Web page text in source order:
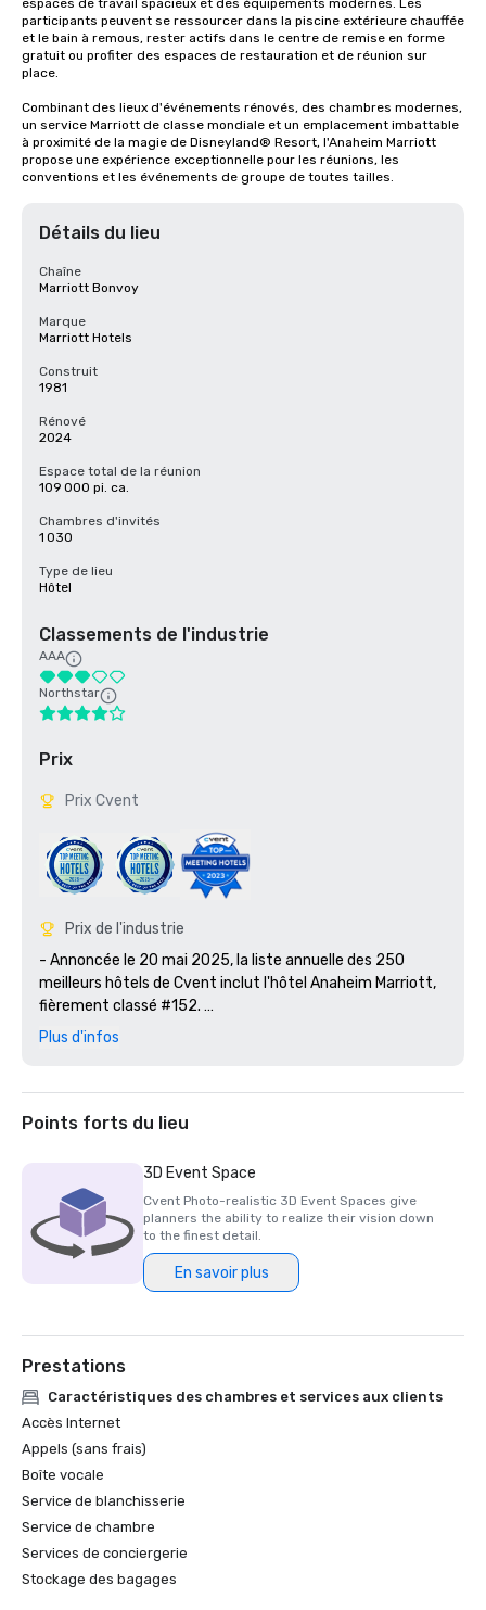
espaces de travail spacieux et des équipements modernes. Les
participants peuvent se ressourcer dans la piscine extérieure chauffée
et le bain à remous, rester actifs dans le centre de remise en forme
gratuit ou profiter des espaces de restauration et de réunion sur
place.
Combinant des lieux d'événements rénovés, des chambres modernes,
un service Marriott de classe mondiale et un emplacement imbattable
à proximité de la magie de Disneyland® Resort, l'Anaheim Marriott
propose une expérience exceptionnelle pour les réunions, les
conventions et les événements de groupe de toutes tailles.
Détails du lieu
Chaîne
Marriott Bonvoy
Marque
Marriott Hotels
Construit
1981
Rénové
2024
Espace total de la réunion
109 000 pi. ca.
Chambres d'invités
1 030
Type de lieu
Hôtel
Classements de l'industrie
AAA
Northstar
Prix
Prix Cvent
Prix de l'industrie
- Annoncée le 20 mai 2025, la liste annuelle des 250
meilleurs hôtels de Cvent inclut l'hôtel Anaheim Marriott,
fièrement classé #152.
- Anaheim Marriott est fier d'être classé parmi les 250
- Lauréat du prix Northstar Stella 2023 : médaille de
bronze dans la catégorie Meilleur espace événementiel
Plus d'infos
Points forts du lieu
3D Event Space
Cvent Photo-realistic 3D Event Spaces give
planners the ability to realize their vision down
to the finest detail.
En savoir plus
Prestations
Caractéristiques des chambres et services aux clients
Accès Internet
Appels (sans frais)
Boîte vocale
Service de blanchisserie
Service de chambre
Services de conciergerie
Stockage des bagages